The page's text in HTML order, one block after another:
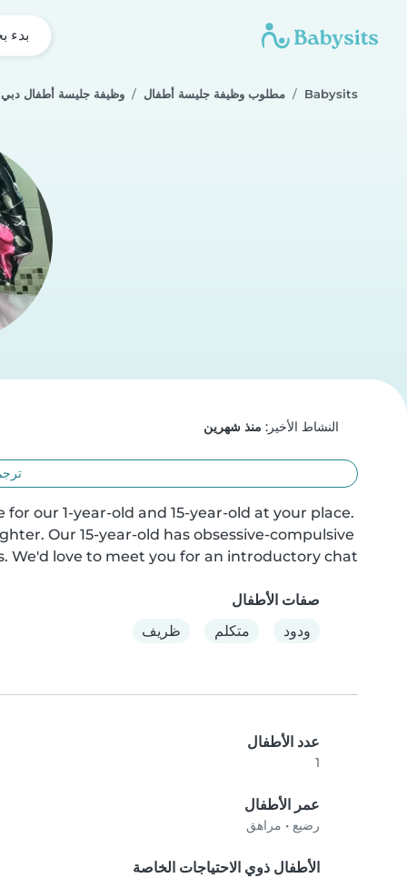
بدء
Babysits مطلوب وظيفة جليسة أطفال وظيفة جليسة أطفال دبي
النشاط الأخير: منذ شهرين
our 1-year-old and 15-year-old at your place.
Our 15-year-old has obsessive-compulsive
We'd love to meet you for an introductory chat!
صفات الأطفال
ودود
متكلم ظريف
عدد الأطفال
1
عمر الأطفال
رضيع • مراهق
الأطفال ذوي الاحتياجات الخاصة